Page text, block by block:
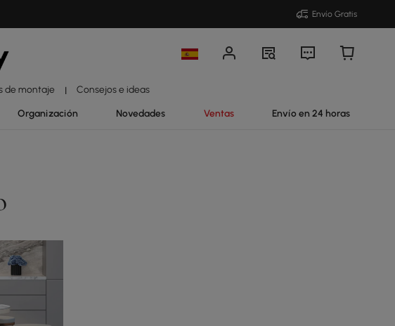
Envío Gratis
de montaje | Consejos e ideas
Organización Novedades Ventas Envío en 24 horas